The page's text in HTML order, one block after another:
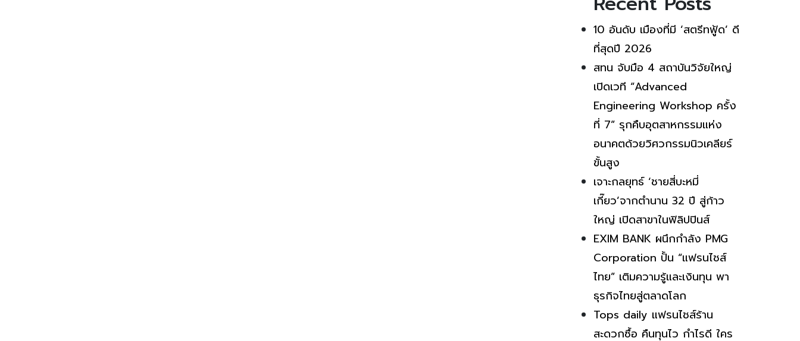
Recent Posts
10 อันดับ เมืองที่มี ‘สตรีทฟู้ด’ ดี
ที่สุดปี 2026
สทน จับมือ 4 สถาบันวิจัยใหญ่
เปิดเวที “Advanced
Engineering Workshop ครั้ง
ที่ 7” รุกคืบอุตสาหกรรมแห่ง
อนาคตด้วยวิศวกรรมนิวเคลียร์
ขั้นสูง
เจาะกลยุทธ์ ‘ชายสี่บะหมี่
เกี๊ยว’จากตำนาน 32 ปี สู่ก้าว
ใหญ่ เปิดสาขาในฟิลิปปินส์
EXIM BANK ผนึกกำลัง PMG
Corporation ปั้น “แฟรนไชส์
ไทย” เติมความรู้และเงินทุน พา
ธุรกิจไทยสู่ตลาดโลก
Tops daily แฟรนไชส์ร้าน